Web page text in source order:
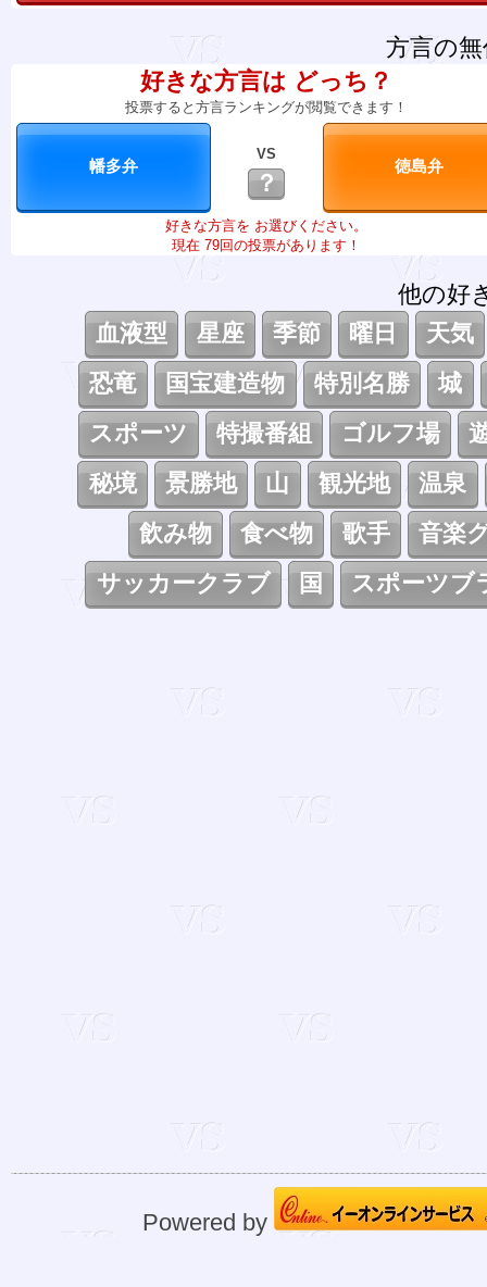
方言の
好きな方言は どっち？
投票すると方言ランキングが閲覧できます！
VS
？
好きな方言を お選びください。
現在 79回の投票があります！
他の好
血液型
星座 季節 曜日
天気
恐竜
国宝建造物 特別名勝
城
スポーツ
特撮番組 ゴルフ場
秘境
景勝地 山 観光地
温泉
飲み物
食べ物 歌手
音楽
サッカークラブ
国 スポーツブ
Powered by